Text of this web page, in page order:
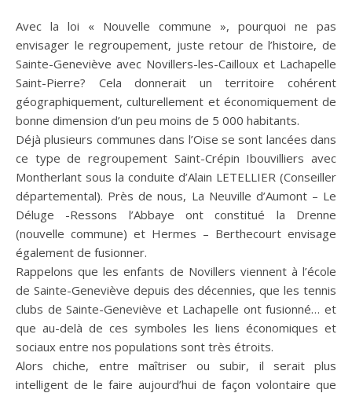
Avec la loi « Nouvelle commune », pourquoi ne pas
envisager le regroupement, juste retour de l’histoire, de
Sainte-Geneviève avec Novillers-les-Cailloux et Lachapelle
Saint-Pierre? Cela donnerait un territoire cohérent
géographiquement, culturellement et économiquement de
bonne dimension d’un peu moins de 5 000 habitants.
Déjà plusieurs communes dans l’Oise se sont lancées dans
ce type de regroupement Saint-Crépin Ibouvilliers avec
Montherlant sous la conduite d’Alain LETELLIER (Conseiller
départemental). Près de nous, La Neuville d’Aumont – Le
Déluge -Ressons l’Abbaye ont constitué la Drenne
(nouvelle commune) et Hermes – Berthecourt envisage
également de fusionner.
Rappelons que les enfants de Novillers viennent à l’école
de Sainte-Geneviève depuis des décennies, que les tennis
clubs de Sainte-Geneviève et Lachapelle ont fusionné… et
que au-delà de ces symboles les liens économiques et
sociaux entre nos populations sont très étroits.
Alors chiche, entre maîtriser ou subir, il serait plus
intelligent de le faire aujourd’hui de façon volontaire que